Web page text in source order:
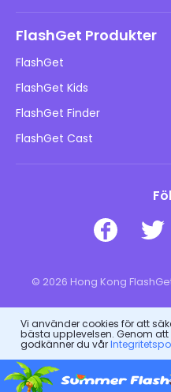
DMCA-policy
Integritetspolicy
Reklampolicyer
Sälj inte min information
Barns onlinesäkerhet
Ladda ner
FlashGet Produkter
FlashGet
FlashGet Kids
FlashGet Finder
FlashGet Cast
© 2026 Hong Kong
Vi använder cookies för att
bästa upplevelsen. Genom
godkänner du vår